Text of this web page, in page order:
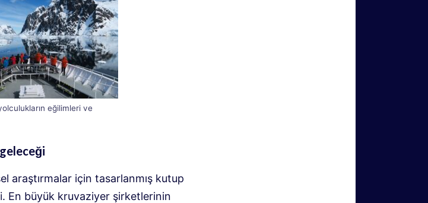
eğilimleri ve
araştırmalar için tasarlanmış kutup
En büyük kruvaziyer şirketlerinin